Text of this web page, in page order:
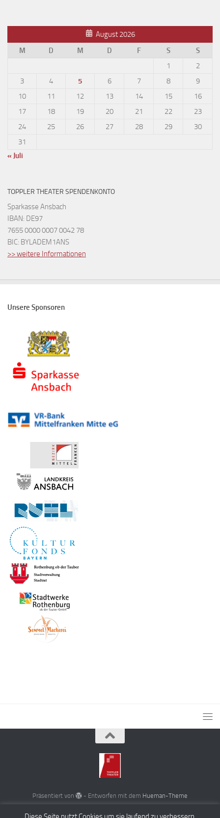
August 2026
M
D M D F S
S
1
2
3
4 5 6 7 8
9
10
11 12 13 14 15
16
17
18 19 20 21 22
23
24
25 26 27 28 29
30
31
« Juli
TOPPLER THEATER SPENDENKONTO
Sparkasse Ansbach
IBAN: DE97
7655 0000 0007 0042 78
BIC: BYLADEM1ANS
>> weitere Informationen
Unsere Sponsoren
Präsentiert von - Entworfen mit dem Hueman-Theme